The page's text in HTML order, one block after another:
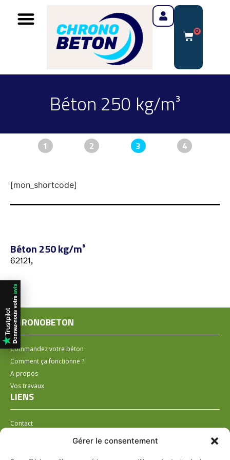
Gérer le consentement
0
Béton 250 kg/m³
1 2 3 4
[mon_shortcode]
Béton 250 kg/m³
62121,
CHRONOBETON
Commandez votre béton
Comment ça fonctionne ?
A propos
Vos travaux
LIENS
Contact